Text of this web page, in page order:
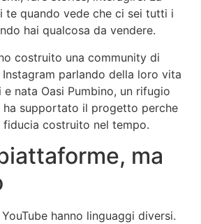
te quando vede che ci sei tutti i
hai qualcosa da vendere.
costruito una community di
parlando della loro vita
nata Oasi Pumbino, un rifugio
ha supportato il progetto perche
fiducia costruito nel tempo.
ma
hanno linguaggi diversi.